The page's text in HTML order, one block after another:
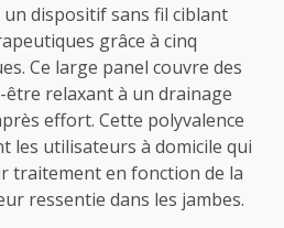
dispositif sans fil ciblant
grâce à cinq
Ce large panel couvre des
relaxant à un drainage
effort. Cette polyvalence
les utilisateurs à domicile qui
traitement en fonction de la
ressentie dans les jambes.